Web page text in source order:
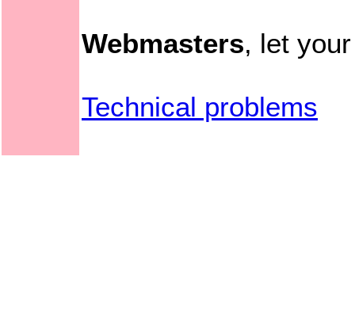
Webmasters, let
Technical problems